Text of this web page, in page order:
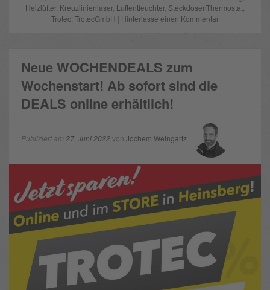
Heizlüfter, Kreuzlinienlaser, Luftentfeuchter, SteckdosenThermostat
Trotec TrotecGmbH | Hinterlasse einen Kommentar
Neue WOCHENDEALS zum
Wochenstart! Ab sofort sind die
DEALS online erhältlich!
Publiziert am 27. Juni 2022von Jochem Weingartz